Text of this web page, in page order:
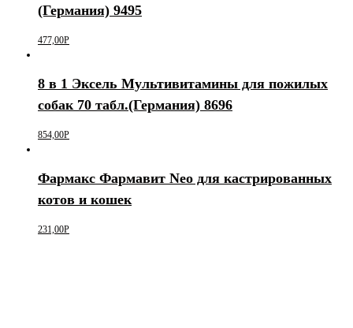
(Германия) 9495
477,00Р
8 в 1 Эксель Мультивитамины для пожилых
собак 70 табл.(Германия) 8696
854,00Р
Фармакс Фармавит Neo для кастрированных
котов и кошек
231,00Р